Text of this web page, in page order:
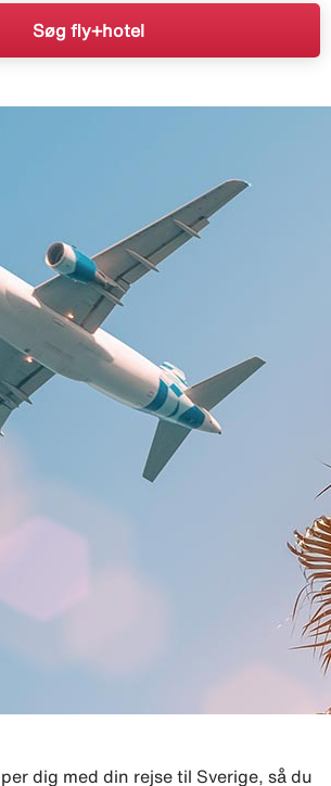
Søg fly+hotel
dig med din rejse til Sverige, så du